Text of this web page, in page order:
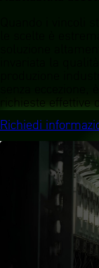
richieste effettive
Richiedi